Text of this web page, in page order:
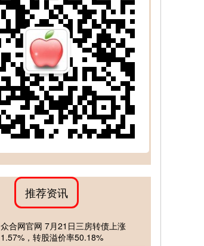
推荐资讯
众合网官网 7月21日三房转债上涨
1.57%，转股溢价率50.18%